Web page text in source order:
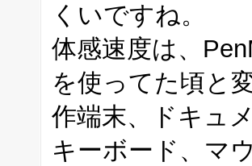
くいですね。
体感速度は、
を使ってた頃と
作端末、ドキュ
キーボード、マ